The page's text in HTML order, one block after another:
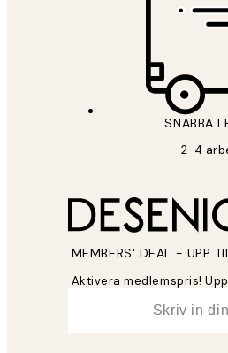
SNABBA
2-4
MEMBERS' DEAL - UPP
Aktivera medlemspris!